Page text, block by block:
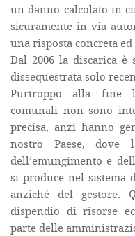
un danno calcolato in
sicuramente in via
una risposta concreta ed
Dal 2006 la discarica è
dissequestrata solo
Purtroppo alla fine
comunali non sono
precisa, anzi hanno
nostro Paese, dove
dell’emungimento e
si produce nel sistema
anziché del gestore.
dispendio di risorse
parte delle